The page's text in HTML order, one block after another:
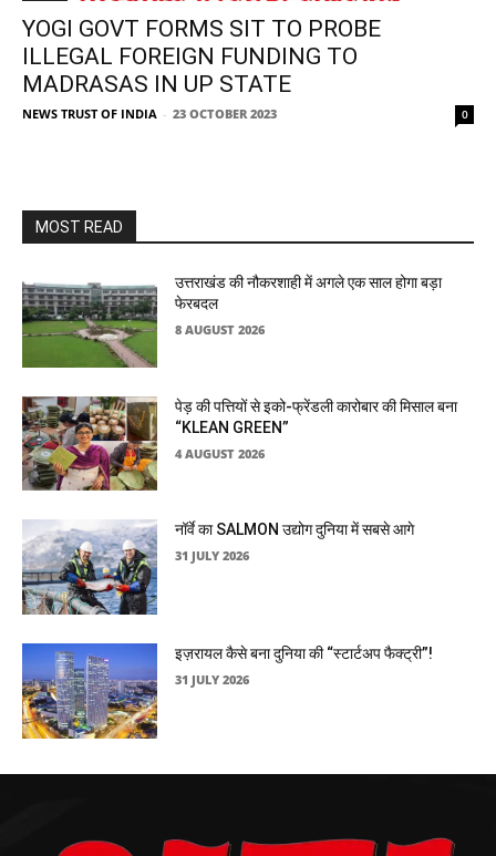
YOGI GOVT FORMS SIT TO PROBE
ILLEGAL FOREIGN FUNDING TO
MADRASAS IN UP STATE
NEWS TRUST OF INDIA - 23 OCTOBER 2023 0
MOST READ
उत्तराखंड की नौकरशाही में अगले एक साल होगा बड़ा
फेरबदल
8 AUGUST 2026
पेड़ की पत्तियों से इको-फ्रेंडली कारोबार की मिसाल बना
“KLEAN GREEN”
4 AUGUST 2026
नॉर्वे का SALMON उद्योग दुनिया में सबसे आगे
31 JULY 2026
इज़रायल कैसे बना दुनिया की “स्टार्टअप फैक्ट्री”!
31 JULY 2026